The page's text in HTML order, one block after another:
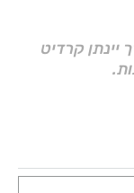
יינתן קרדיט